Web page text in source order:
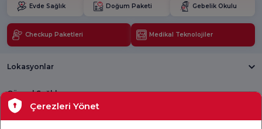
Evde Sağlık Doğum Paketi Gebelik Okulu
Checkup Paketleri Medikal Teknolojiler
Lokasyonlar
Güncel Sağlık
Tıbbi Birimler
Çerezleri Yönet